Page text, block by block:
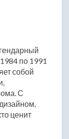
по 1991
собой
С
ценит